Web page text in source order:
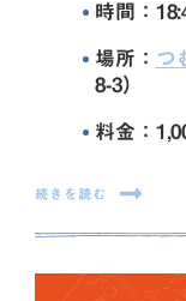
時間：
場所： つ
8-3）
料金：
続きを読む